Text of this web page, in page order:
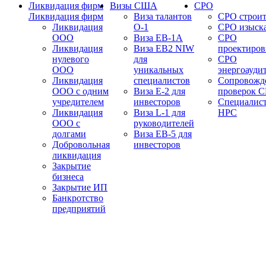
Ликвидация фирм
Ликвидация фирм
Ликвидация
ООО
Ликвидация
нулевого
ООО
Ликвидация
ООО с одним
учредителем
Ликвидация
ООО с
долгами
Добровольная
ликвидация
Закрытие
бизнеса
Закрытие ИП
Банкротство
предприятий
Визы США
Виза талантов
О-1
Виза EB-1A
Виза EB2 NIW
для
уникальных
специалистов
Виза E-2 для
инвесторов
Виза L-1 для
руководителей
Виза EB-5 для
инвесторов
СРО
СРО
СРО
СРО
СРО
проверок
НРС